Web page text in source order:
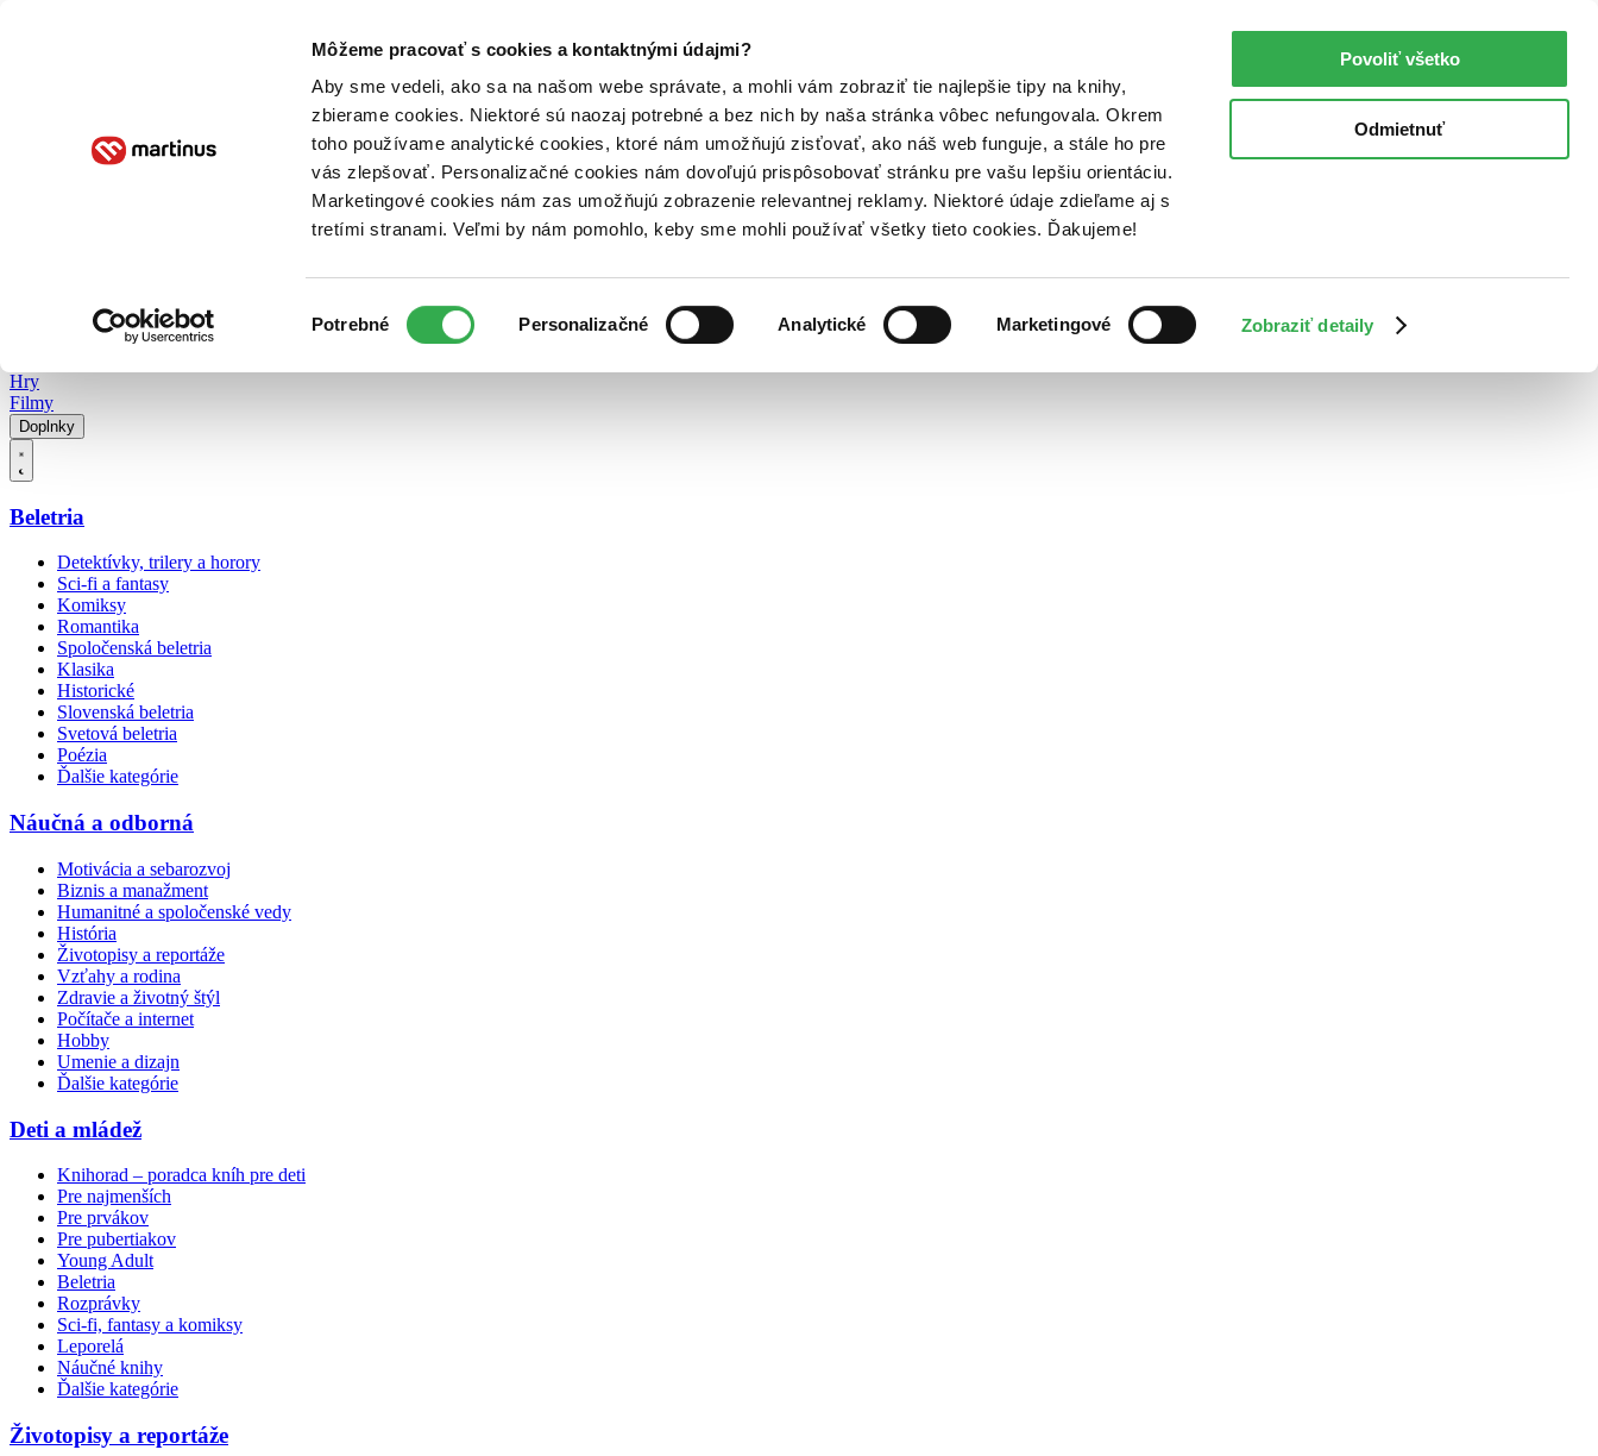
Môžeme pracovať s cookies a kontaktnými údajmi?
Aby sme vedeli, ako sa na našom webe správate, a mohli vám zobraziť tie najlepšie tipy na knihy,
zbierame cookies. Niektoré sú naozaj potrebné a bez nich by naša stránka vôbec nefungovala. Okrem
toho používame analytické cookies, ktoré nám umožňujú zisťovať, ako náš web funguje, a stále ho pre
vás zlepšovať. Personalizačné cookies nám dovoľujú prispôsobovať stránku pre vašu lepšiu orientáciu.
Marketingové cookies nám zas umožňujú zobrazenie relevantnej reklamy. Niektoré údaje zdieľame aj s
tretími stranami. Veľmi by nám pomohlo, keby sme mohli používať všetky tieto cookies. Ďakujeme!
súhlasu
Potrebné Personalizačné Analytické Marketingové Zobraziť detaily
Povoliť všetko
Odmietnuť
Poukážky Kontakt
Hry
Filmy
Doplnky
Beletria
Detektívky, trilery a horory
Sci-fi a fantasy
Komiksy
Romantika
Spoločenská beletria
Klasika
Historické
Slovenská beletria
Svetová beletria
Poézia
Ďalšie kategórie
Náučná a odborná
Motivácia a sebarozvoj
Biznis a manažment
Humanitné a spoločenské vedy
História
Životopisy a reportáže
Vzťahy a rodina
Zdravie a životný štýl
Počítače a internet
Hobby
Umenie a dizajn
Ďalšie kategórie
Deti a mládež
Knihorad – poradca kníh pre deti
Pre najmenších
Pre prvákov
Pre pubertiakov
Young Adult
Beletria
Rozprávky
Sci-fi, fantasy a komiksy
Leporelá
Náučné knihy
Ďalšie kategórie
Životopisy a reportáže